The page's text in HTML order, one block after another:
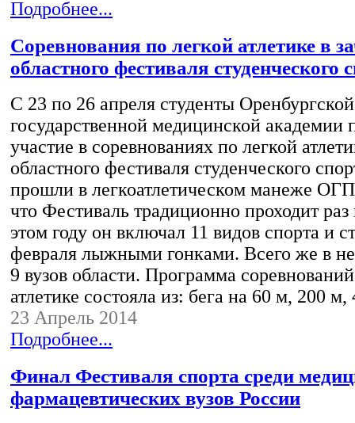
Подробнее...
Соревнования по легкой атлетике в
областного фестиваля студенческого
С 23 по 26 апреля студенты Оренбургской
государственной медицинской академии
участие в соревнованиях по легкой
областного фестиваля студенческого
прошли в легкоатлетическом манеже
что Фестиваль традиционно проходит раз
этом году он включал 11 видов спорта и
февраля лыжными гонками. Всего же в
9 вузов области. Программа
атлетике состояла из: бега на 60 м, 200
23 Апрель 2014
Подробнее...
Финал Фестиваля спорта среди
фармацевтических вузов России